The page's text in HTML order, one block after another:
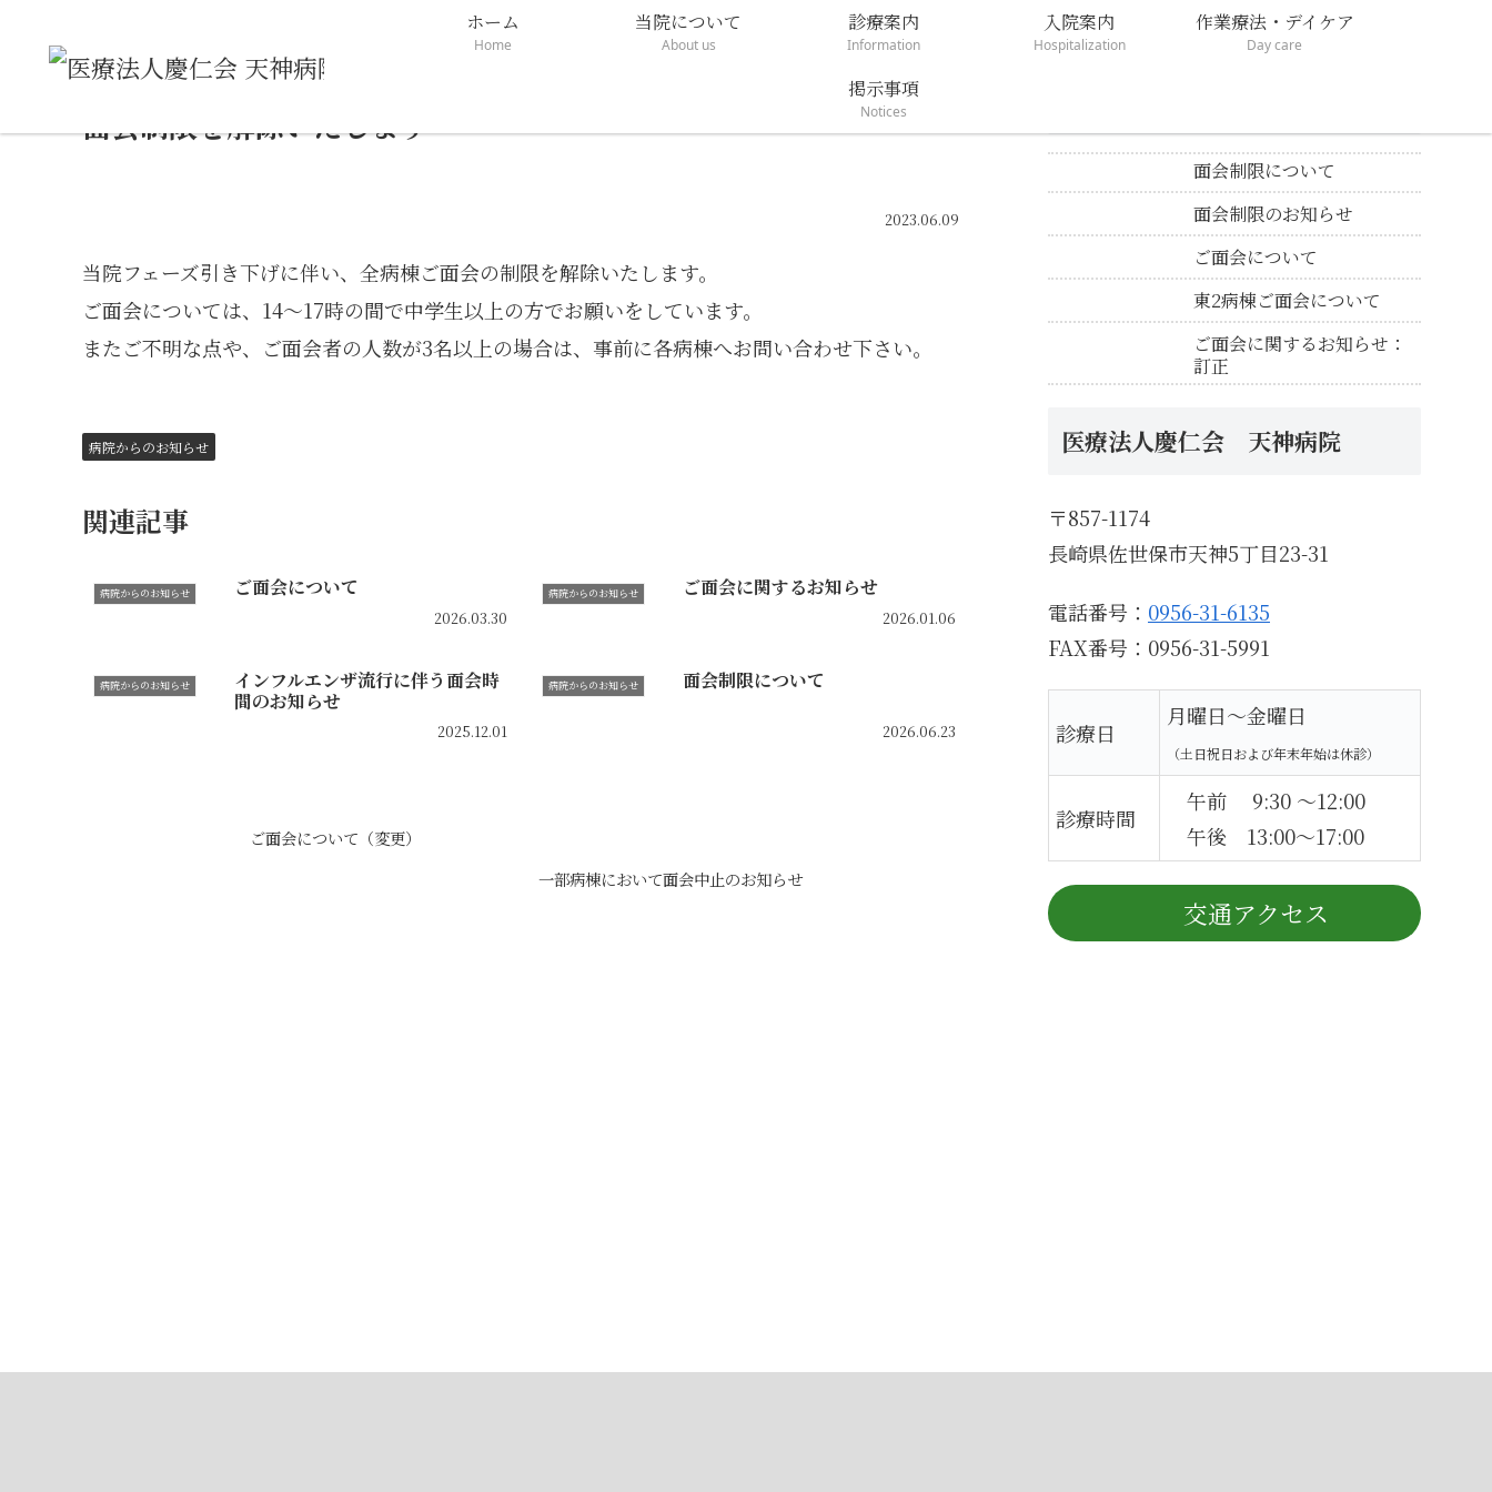
ホーム
Home
当院について
About us
診療案内
Information
入院案内
Hospitalization
作業療法・デイケア
Day care
掲示事項
Notices
ホーム 病院からのお知らせ 面会制限を解除いたします
面会制限を解除いたします
2023.06.09
当院フェーズ引き下げに伴い、全病棟ご面会の制限を解除いたします。
ご面会については、14～17時の間で中学生以上の方でお願いをしています。
またご不明な点や、ご面会者の人数が3名以上の場合は、事前に各病棟へお問い合わせ下さい。
病院からのお知らせ
関連記事
病院からのお知らせ ご面会について
2026.03.30
病院からのお知らせ ご面会に関するお知らせ
2026.01.06
病院からのお知らせ
インフルエンザ流行に伴う面会時
間のお知らせ
2025.12.01
病院からのお知らせ 面会制限について
2026.06.23
ご面会について（変更）
一部病棟において面会中止のお知らせ
面会制限について
面会制限のお知らせ
ご面会について
東2病棟ご面会について
ご面会に関するお知らせ：
訂正
医療法人慶仁会 天神病院
〒857-1174
長崎県佐世保市天神5丁目23-31
電話番号： 0956-31-6135
FAX番号：0956-31-5991
診療日
月曜日～金曜日
（土日祝日および年末年始は休診）
診療時間
午前 9:30 ～12:00
午後 13:00～17:00
交通アクセス